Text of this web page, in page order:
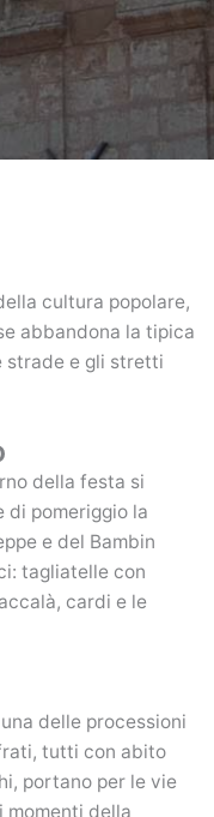
cultura popolare,
abbandona la tipica
strade e gli stretti
della festa si
di pomeriggio la
e del Bambin
tagliatelle con
cardi e le
delle processioni
tutti con abito
portano per le vie
momenti della